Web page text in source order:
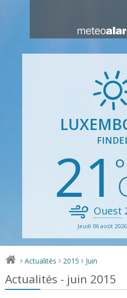
21Ouest
Jeudi 06 août
> Actualités > 2015 > Juin
Actualités - juin 2015